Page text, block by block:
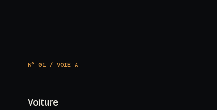
N° 01 / VOIE A
Voiture